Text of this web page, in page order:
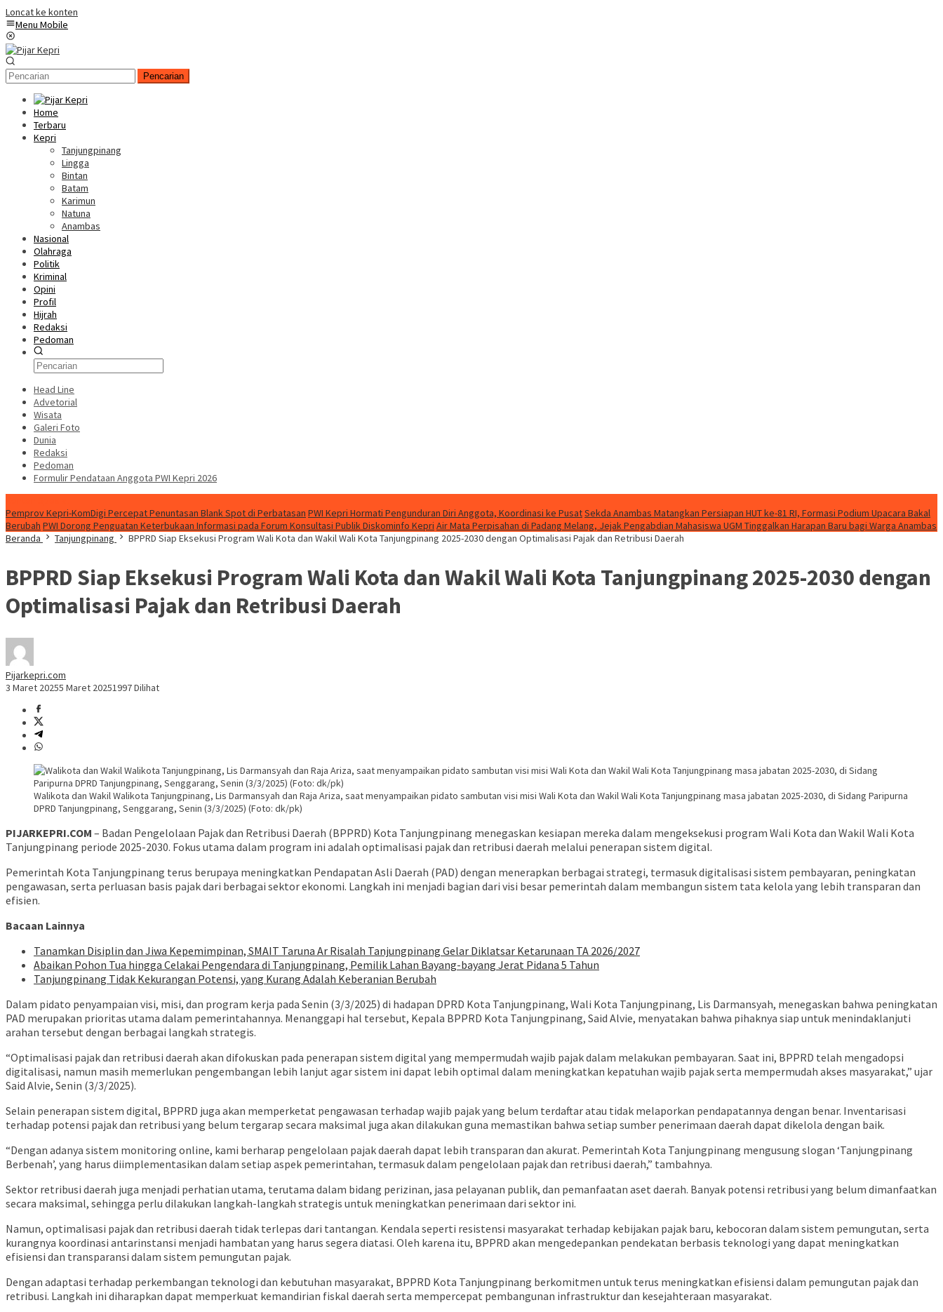
Loncat ke konten
Menu Mobile
Pencarian
Home
Terbaru
Kepri
Tanjungpinang
Lingga
Bintan
Batam
Karimun
Natuna
Anambas
Nasional
Olahraga
Politik
Kriminal
Opini
Profil
Hijrah
Redaksi
Pedoman
Head Line
Advetorial
Wisata
Galeri Foto
Dunia
Redaksi
Pedoman
Formulir Pendataan Anggota PWI Kepri 2026
Pemprov Kepri-KomDigi Percepat Penuntasan Blank Spot di Perbatasan PWI Kepri Hormati Pengunduran Diri Anggota, Koordinasi ke PusatSekda Anambas Matangkan Persiapan HUT ke-81 RI, Formasi Podium Upacara Bakal
Berubah PWI Dorong Penguatan Keterbukaan Informasi pada Forum Konsultasi Publik Diskominfo Kepri Air Mata Perpisahan di Padang Melang, Jejak Pengabdian Mahasiswa UGM Tinggalkan Harapan Baru bagi Warga Anambas
Beranda
Tanjungpinang BPPRD Siap Eksekusi Program Wali Kota dan Wakil Wali Kota Tanjungpinang 2025-2030 dengan Optimalisasi Pajak dan Retribusi Daerah
BPPRD Siap Eksekusi Program Wali Kota dan Wakil Wali Kota Tanjungpinang 2025-2030 dengan
Optimalisasi Pajak dan Retribusi Daerah
Pijarkepri.com
3 Maret 20255 Maret 20251997 Dilihat
Walikota dan Wakil Walikota Tanjungpinang, Lis Darmansyah dan Raja Ariza, saat menyampaikan pidato sambutan visi misi Wali Kota dan Wakil Wali Kota Tanjungpinang masa jabatan 2025-2030, di Sidang Paripurna
DPRD Tanjungpinang, Senggarang, Senin (3/3/2025) (Foto: dk/pk)
PIJARKEPRI.COM – Badan Pengelolaan Pajak dan Retribusi Daerah (BPPRD) Kota Tanjungpinang menegaskan kesiapan mereka dalam mengeksekusi program Wali Kota dan Wakil Wali Kota
Tanjungpinang periode 2025-2030. Fokus utama dalam program ini adalah optimalisasi pajak dan retribusi daerah melalui penerapan sistem digital.
Pemerintah Kota Tanjungpinang terus berupaya meningkatkan Pendapatan Asli Daerah (PAD) dengan menerapkan berbagai strategi, termasuk digitalisasi sistem pembayaran, peningkatan
pengawasan, serta perluasan basis pajak dari berbagai sektor ekonomi. Langkah ini menjadi bagian dari visi besar pemerintah dalam membangun sistem tata kelola yang lebih transparan dan
efisien.
Bacaan Lainnya
Tanamkan Disiplin dan Jiwa Kepemimpinan, SMAIT Taruna Ar Risalah Tanjungpinang Gelar Diklatsar Ketarunaan TA 2026/2027
Abaikan Pohon Tua hingga Celakai Pengendara di Tanjungpinang, Pemilik Lahan Bayang-bayang Jerat Pidana 5 Tahun
Tanjungpinang Tidak Kekurangan Potensi, yang Kurang Adalah Keberanian Berubah
Dalam pidato penyampaian visi, misi, dan program kerja pada Senin (3/3/2025) di hadapan DPRD Kota Tanjungpinang, Wali Kota Tanjungpinang, Lis Darmansyah, menegaskan bahwa peningkatan
PAD merupakan prioritas utama dalam pemerintahannya. Menanggapi hal tersebut, Kepala BPPRD Kota Tanjungpinang, Said Alvie, menyatakan bahwa pihaknya siap untuk menindaklanjuti
arahan tersebut dengan berbagai langkah strategis.
“Optimalisasi pajak dan retribusi daerah akan difokuskan pada penerapan sistem digital yang mempermudah wajib pajak dalam melakukan pembayaran. Saat ini, BPPRD telah mengadopsi
digitalisasi, namun masih memerlukan pengembangan lebih lanjut agar sistem ini dapat lebih optimal dalam meningkatkan kepatuhan wajib pajak serta mempermudah akses masyarakat,” ujar
Said Alvie, Senin (3/3/2025).
Selain penerapan sistem digital, BPPRD juga akan memperketat pengawasan terhadap wajib pajak yang belum terdaftar atau tidak melaporkan pendapatannya dengan benar. Inventarisasi
terhadap potensi pajak dan retribusi yang belum tergarap secara maksimal juga akan dilakukan guna memastikan bahwa setiap sumber penerimaan daerah dapat dikelola dengan baik.
“Dengan adanya sistem monitoring online, kami berharap pengelolaan pajak daerah dapat lebih transparan dan akurat. Pemerintah Kota Tanjungpinang mengusung slogan ‘Tanjungpinang
Berbenah’, yang harus diimplementasikan dalam setiap aspek pemerintahan, termasuk dalam pengelolaan pajak dan retribusi daerah,” tambahnya.
Sektor retribusi daerah juga menjadi perhatian utama, terutama dalam bidang perizinan, jasa pelayanan publik, dan pemanfaatan aset daerah. Banyak potensi retribusi yang belum dimanfaatkan
secara maksimal, sehingga perlu dilakukan langkah-langkah strategis untuk meningkatkan penerimaan dari sektor ini.
Namun, optimalisasi pajak dan retribusi daerah tidak terlepas dari tantangan. Kendala seperti resistensi masyarakat terhadap kebijakan pajak baru, kebocoran dalam sistem pemungutan, serta
kurangnya koordinasi antarinstansi menjadi hambatan yang harus segera diatasi. Oleh karena itu, BPPRD akan mengedepankan pendekatan berbasis teknologi yang dapat meningkatkan
efisiensi dan transparansi dalam sistem pemungutan pajak.
Dengan adaptasi terhadap perkembangan teknologi dan kebutuhan masyarakat, BPPRD Kota Tanjungpinang berkomitmen untuk terus meningkatkan efisiensi dalam pemungutan pajak dan
retribusi. Langkah ini diharapkan dapat memperkuat kemandirian fiskal daerah serta mempercepat pembangunan infrastruktur dan kesejahteraan masyarakat.